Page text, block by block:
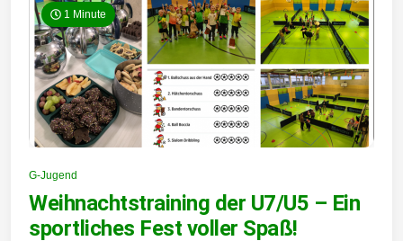
1 Minute
G-Jugend
Weihnachtstraining der U7/U5 – Ein
sportliches Fest voller Spaß!